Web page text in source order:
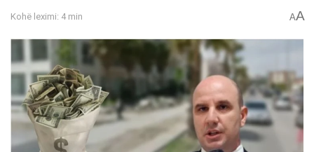
Kohë leximi: 4 min AA